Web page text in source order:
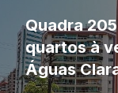
Quadra
quartos à
Águas